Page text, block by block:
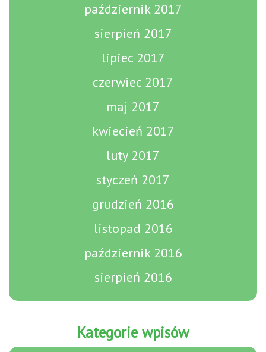
październik 2017
sierpień 2017
lipiec 2017
czerwiec 2017
maj 2017
kwiecień 2017
luty 2017
styczeń 2017
grudzień 2016
listopad 2016
październik 2016
sierpień 2016
Kategorie wpisów